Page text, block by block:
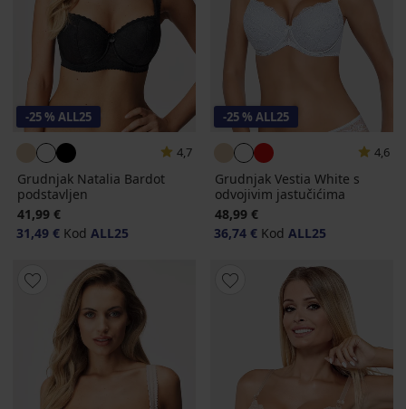
-25 % ALL25
4,7
Grudnjak Natalia Bardot
podstavljen
41,99 €
31,49 € Kod ALL25
-25 % ALL25
4,6
Grudnjak Vestia White s
odvojivim jastučićima
48,99 €
36,74 € Kod ALL25